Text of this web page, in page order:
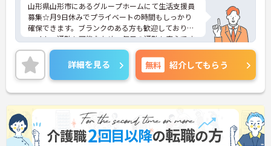
山形県山形市にあるグループホームにて生活支援員
募集☆月9日休みでプライベートの時間もしっかり
確保できます。ブランクのある方も歓迎しており、
マイカー通勤も可能なため、毎日の通勤も安心です
♪ご興味のある方には、面接対策ポイントなど、さ
らに詳細をご案内しますのでお気軽にご相談くださ
い！
詳細を見る 無料 紹介してもらう